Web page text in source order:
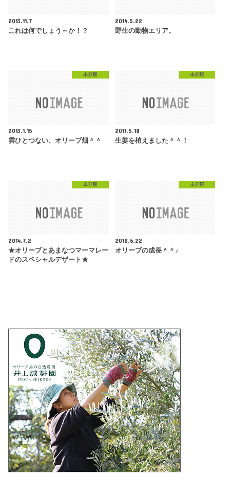
2013.11.7
これは何でしょう～か！？
2014.5.22
野生の動物エリア。
未分類
2013.1.15
雲ひとつない、オリーブ畑＾＾
未分類
2011.5.18
生姜を植えました＾＾！
未分類
2014.7.2
★オリーブとあまなつマーマレー
ドのスペシャルデザート★
未分類
2010.6.22
オリーブの成長＾＾♪